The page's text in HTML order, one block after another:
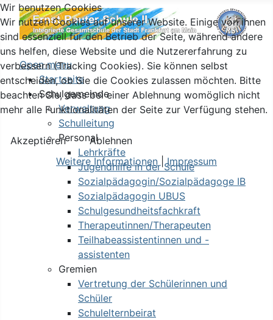
Open menu
Startseite
Schulgemeinde
Verwaltung
Schulleitung
Personal
Lehrkräfte
Jugendhilfe in der Schule
Sozialpädagogin/Sozialpädagoge IB
Sozialpädagogin UBUS
Schulgesundheitsfachkraft
Therapeutinnen/Therapeuten
Teilhabeassistentinnen und -
assistenten
Gremien
Vertretung der Schülerinnen und
Schüler
Schulelternbeirat
Wir benutzen Cookies
Wir nutzen Cookies auf unserer Website. Einige von ihnen
sind essenziell für den Betrieb der Seite, während andere
uns helfen, diese Website und die Nutzererfahrung zu
verbessern (Tracking Cookies). Sie können selbst
entscheiden, ob Sie die Cookies zulassen möchten. Bitte
beachten Sie, dass bei einer Ablehnung womöglich nicht
mehr alle Funktionalitäten der Seite zur Verfügung stehen.
Akzeptieren
Ablehnen
Weitere Informationen |Impressum